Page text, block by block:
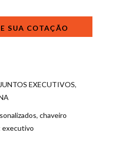
EXECUTIVOS,
, chaveiro
executivo